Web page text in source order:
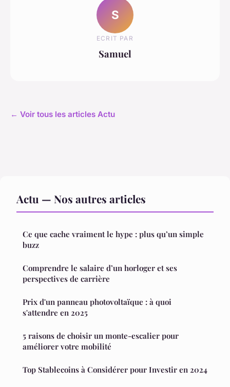
S
ECRIT PAR
Samuel
← Voir tous les articles Actu
Actu — Nos autres articles
Ce que cache vraiment le hype : plus qu’un simple
buzz
Comprendre le salaire d’un horloger et ses
perspectives de carrière
Prix d'un panneau photovoltaïque : à quoi
s'attendre en 2025
5 raisons de choisir un monte-escalier pour
améliorer votre mobilité
Top Stablecoins à Considérer pour Investir en 2024